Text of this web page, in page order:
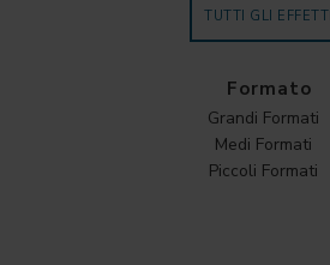
TUTTI GLI EFFETTI
Formato
Grandi Formati
Medi Formati
Piccoli Formati